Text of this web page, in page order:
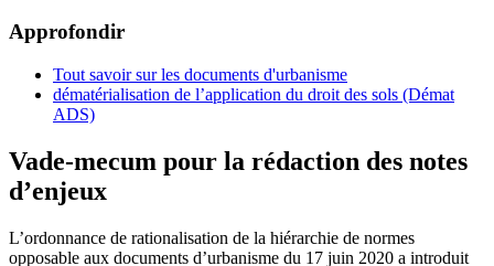
Approfondir
Tout savoir sur les documents d'urbanisme
dématérialisation de l’application du droit des sols (Démat
ADS)
Vade-mecum pour la rédaction des notes
d’enjeux
L’ordonnance de rationalisation de la hiérarchie de normes
opposable aux documents d’urbanisme du 17 juin 2020 a introduit